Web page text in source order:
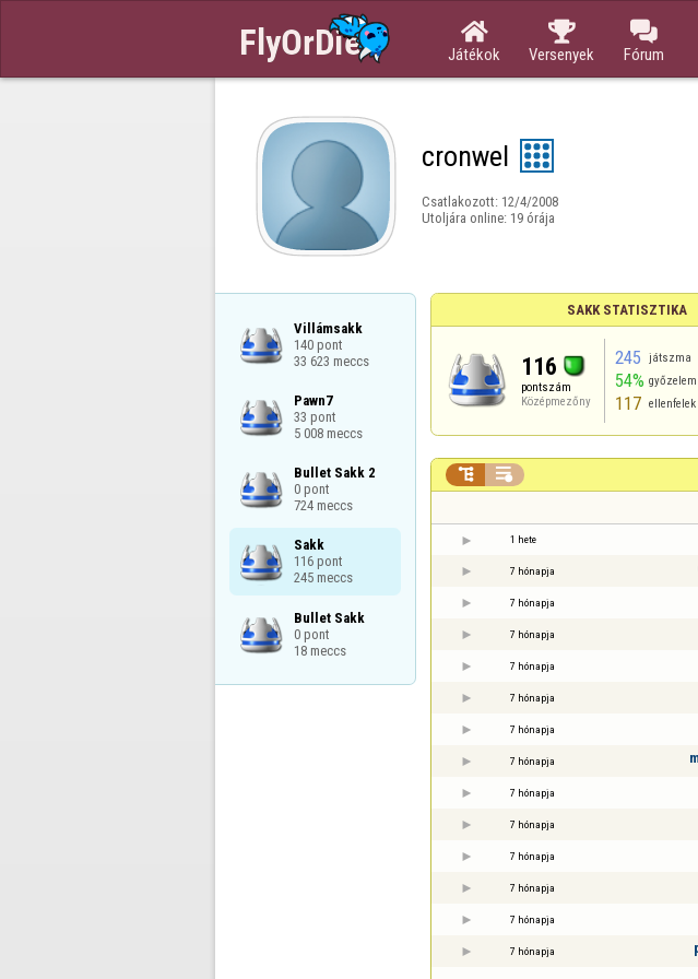

Játékok

Versenyek

Fórum
cronwel
Csatlakozott: 12/4/2008
Utoljára online: 19 órája
Villámsakk
140 pont
33 623 meccs
Pawn7
33 pont
5 008 meccs
Bullet Sakk 2
0 pont
724 meccs
Sakk
116 pont
245 meccs
Bullet Sakk
0 pont
18 meccs
SAKK STATISZTIKA
116
pontszám
Középmezőny
245 játszma
54% győzelem
117
 
1 hete
7 hónapja
7 hónapja
7 hónapja
7 hónapja
7 hónapja
7 hónapja
7 hónapja
7 hónapja
7 hónapja
7 hónapja
7 hónapja
7 hónapja
7 hónapja